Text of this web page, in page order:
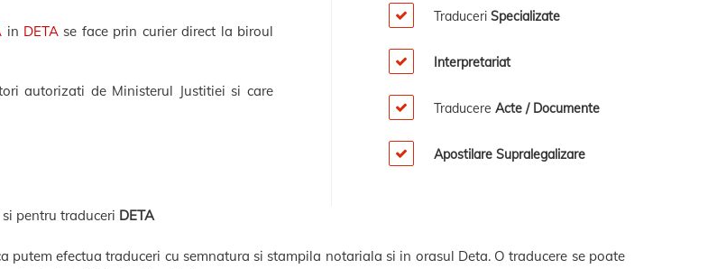
in DETAse face prin curier direct la biroul
autorizati de Ministerul Justitiei si care
Traduceri Specializate
Interpretariat
Traducere Acte / Documente
Apostilare Supralegalizare
pentru traduceri DETA
putem efectua traduceri cu semnatura si stampila notariala si in orasul Deta. O traducere se poate